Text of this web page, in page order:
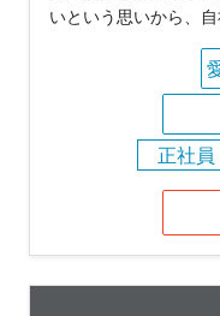
いという思いから、
正社員